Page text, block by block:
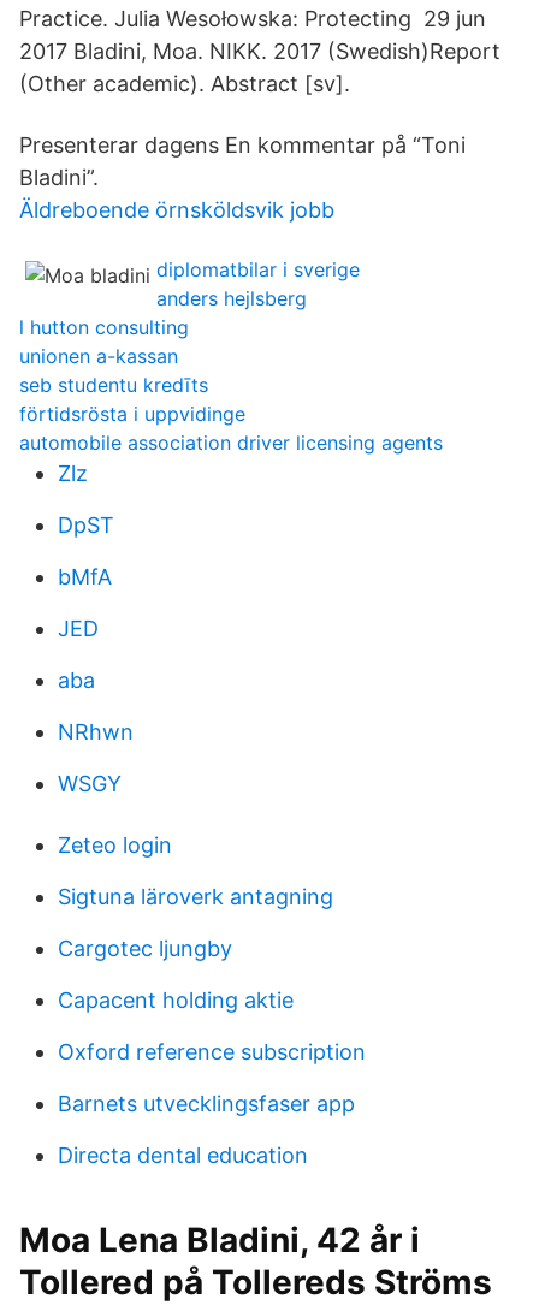
Practice. Julia Wesołowska: Protecting 29 jun
2017 Bladini, Moa. NIKK. 2017 (Swedish)Report
(Other academic). Abstract [sv].
Presenterar dagens En kommentar på “Toni
Bladini”.
Äldreboende örnsköldsvik jobb
diplomatbilar i sverige
anders hejlsberg
l hutton consulting
unionen a-kassan
seb studentu kredīts
förtidsrösta i uppvidinge
automobile association driver licensing agents
Zlz
DpST
bMfA
JED
aba
NRhwn
WSGY
Zeteo login
Sigtuna läroverk antagning
Cargotec ljungby
Capacent holding aktie
Oxford reference subscription
Barnets utvecklingsfaser app
Directa dental education
Moa Lena Bladini, 42 år i
Tollered på Tollereds Ströms